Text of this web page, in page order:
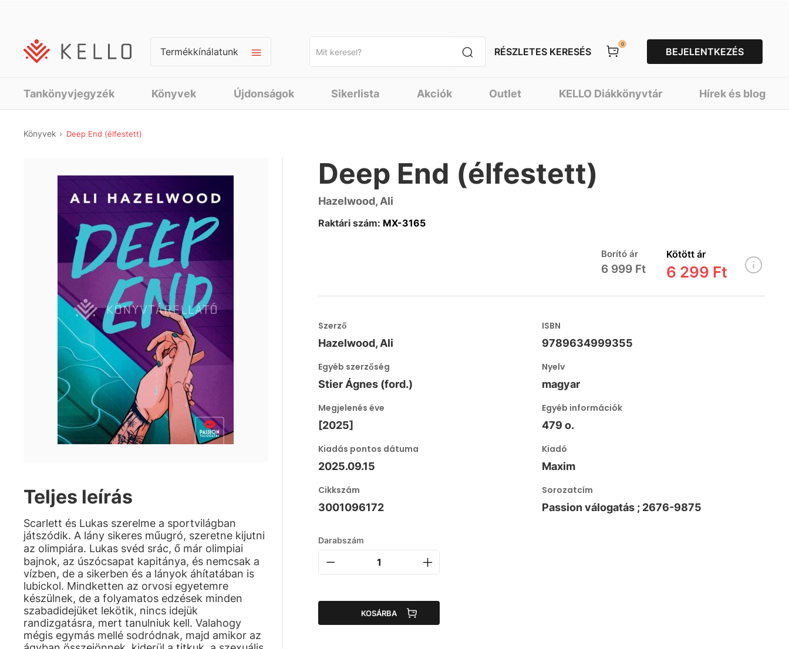
Termékkínálatunk RÉSZLETES KERESÉS
0
BEJELENTKEZÉS
Tankönyvjegyzék Könyvek Újdonságok Sikerlista Akciók Outlet KELLO Diákkönyvtár Hírek és blog
Könyvek Deep End (élfestett)
Teljes leírás
Scarlett és Lukas szerelme a sportvilágban
játszódik. A lány sikeres műugró, szeretne kijutni
az olimpiára. Lukas svéd srác, ő már olimpiai
bajnok, az úszócsapat kapitánya, és nemcsak a
vízben, de a sikerben és a lányok áhítatában is
lubickol. Mindketten az orvosi egyetemre
készülnek, de a folyamatos edzések minden
szabadidejüket lekötik, nincs idejük
randizgatásra, mert tanulniuk kell. Valahogy
mégis egymás mellé sodródnak, majd amikor az
Deep End (élfestett)
Hazelwood, Ali
Raktári szám: MX-3165
Borító ár
6 999 Ft
Kötött ár
6 299 Ft
Szerző
Hazelwood, Ali
ISBN
9789634999355
Egyéb szerzőség
Stier Ágnes (ford.)
Nyelv
magyar
Megjelenés éve
[2025]
Egyéb információk
479 o.
Kiadás pontos dátuma
2025.09.15
Kiadó
Maxim
Cikkszám
3001096172
Sorozatcím
Passion válogatás ; 2676-9875
Darabszám
KOSÁRBA